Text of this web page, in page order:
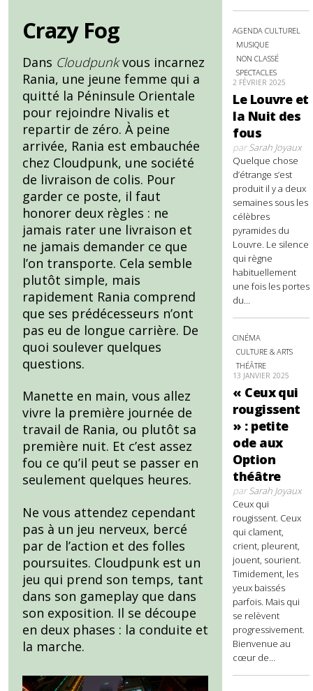
Crazy Fog
Dans Cloudpunkvous incarnez
Rania, une jeune femme qui a
quitté la Péninsule Orientale
pour rejoindre Nivalis et
repartir de zéro. À peine
arrivée, Rania est embauchée
chez Cloudpunk, une société
de livraison de colis. Pour
garder ce poste, il faut
honorer deux règles : ne
jamais rater une livraison et
ne jamais demander ce que
l’on transporte. Cela semble
plutôt simple, mais
rapidement Rania comprend
que ses prédécesseurs n’ont
pas eu de longue carrière. De
quoi soulever quelques
questions.
Manette en main, vous allez
vivre la première journée de
travail de Rania, ou plutôt sa
première nuit. Et c’est assez
fou ce qu’il peut se passer en
seulement quelques heures.
Ne vous attendez cependant
pas à un jeu nerveux, bercé
par de l’action et des folles
poursuites. Cloudpunk est un
jeu qui prend son temps, tant
dans son gameplay que dans
son exposition. Il se découpe
en deux phases : la conduite et
la marche.
AGENDA CULTUREL
MUSIQUE
NON CLASSÉ
SPECTACLES
2 FÉVRIER 2025
Le Louvre et
la Nuit des
fous
parSarah Joyaux
Quelque chose
d’étrange s’est
produit il y a deux
semaines sous les
célèbres
pyramides du
Louvre. Le silence
qui règne
habituellement
une fois les portes
du...
CINÉMA
CULTURE & ARTS
THÉÂTRE
13 JANVIER 2025
« Ceux qui
rougissent
» : petite
ode aux
Option
théâtre
parSarah Joyaux
Ceux qui
rougissent. Ceux
qui clament,
crient, pleurent,
jouent, sourient.
Timidement, les
yeux baissés
parfois. Mais qui
se relèvent
progressivement.
Bienvenue au
cœur de...